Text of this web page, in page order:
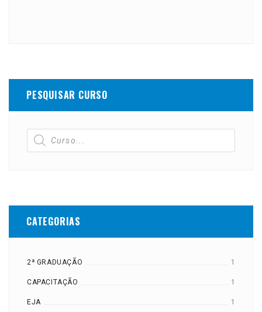
PESQUISAR CURSO
CATEGORIAS
2ª GRADUAÇÃO 1
CAPACITAÇÃO 1
EJA 1